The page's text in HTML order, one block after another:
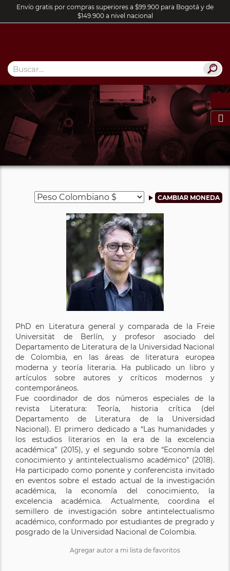
Envío gratis por compras superiores a $99.900 para Bogotá y de
$149.900 a nivel nacional

PhD en Literatura general y comparada de la Freie
Universität de Berlín, y profesor asociado del
Departamento de Literatura de la Universidad Nacional
de Colombia, en las áreas de literatura europea
moderna y teoría literaria. Ha publicado un libro y
artículos sobre autores y críticos modernos y
contemporáneos.
Fue coordinador de dos números especiales de la
revista Literatura: Teoría, historia crítica (del
Departamento de Literatura de la Universidad
Nacional). El primero dedicado a “Las humanidades y
los estudios literarios en la era de la excelencia
académica” (2015), y el segundo sobre “Economía del
conocimiento y antintelectualismo académico” (2018).
Ha participado como ponente y conferencista invitado
en eventos sobre el estado actual de la investigación
académica, la economía del conocimiento, la
excelencia académica. Actualmente, coordina el
semillero de investigación sobre antintelectualismo
académico, conformado por estudiantes de pregrado y
posgrado de la Universidad Nacional de Colombia.
Agregar autor a mi lista de favoritos